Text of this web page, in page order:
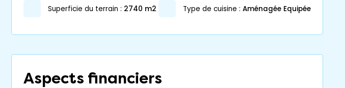
superficie du terrain : 2740 m2 Type de cuisine : Aménagée Equipée
Aspects financiers